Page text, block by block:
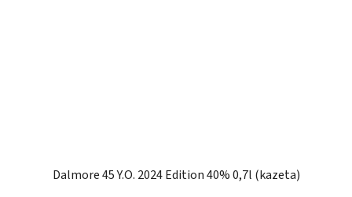
Dalmore 45 Y.O. 2024 Edition 40% 0,7l (kazeta)